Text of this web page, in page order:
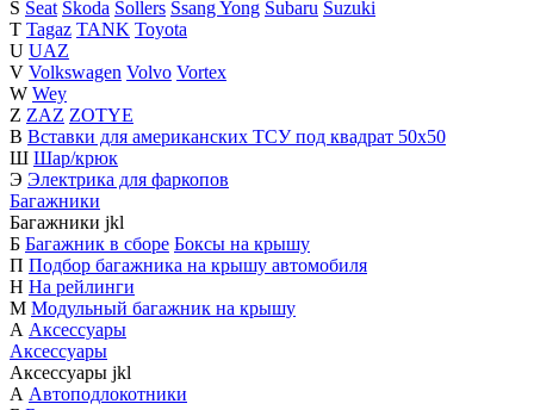
S Seat Skoda Sollers Ssang Yong Subaru Suzuki
T Tagaz TANK Toyota
U UAZ
V Volkswagen Volvo Vortex
W Wey
Z ZAZ ZOTYE
В Вставки для американских ТСУ под квадрат 50х50
Ш Шар/крюк
Э Электрика для фаркопов
Багажники
Багажники jkl
Б Багажник в сборе Боксы на крышу
П Подбор багажника на крышу автомобиля
Н На рейлинги
М Модульный багажник на крышу
А Аксессуары
Аксессуары
Аксессуары jkl
А Автоподлокотники